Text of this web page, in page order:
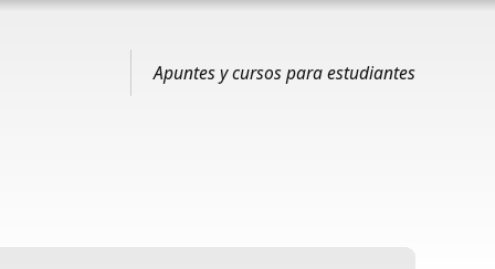
Apuntes y cursos para estudiantes